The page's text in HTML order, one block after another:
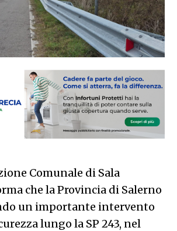
Comunale di Sala
che la Provincia di Salerno
un importante intervento
lungo la SP 243, nel